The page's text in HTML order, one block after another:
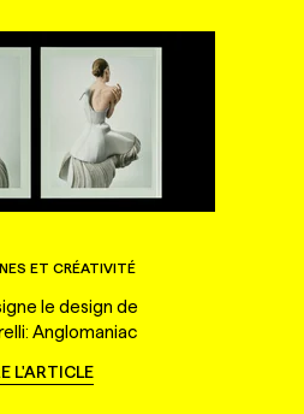
ET CRÉATIVITÉ
le design de
Anglomaniac
L'ARTICLE